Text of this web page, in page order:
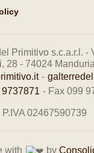
Primitivo s.c.a.r.l. -
28 - 74024
-
- Fax 099
P.IVA 02467590739
with by